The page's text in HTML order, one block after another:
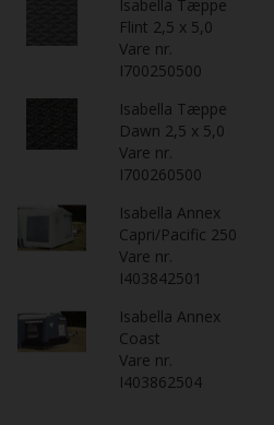
Isabella Tæppe
Flint 2,5 x 5,0
Vare nr.
I700250500
Isabella Tæppe
Dawn 2,5 x 5,0
Vare nr.
I700260500
Isabella Annex
Capri/Pacific 250
Vare nr.
I403842501
Isabella Annex
Coast
Vare nr.
I403862504